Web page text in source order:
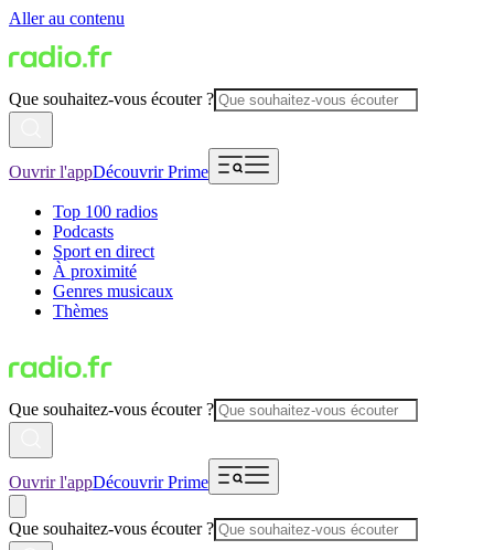
Aller au contenu
Que souhaitez-vous écouter ?
Ouvrir l'appDécouvrir Prime
Top 100 radios
Podcasts
Sport en direct
À proximité
Genres musicaux
Thèmes
Que souhaitez-vous écouter ?
Ouvrir l'appDécouvrir Prime
Que souhaitez-vous écouter ?